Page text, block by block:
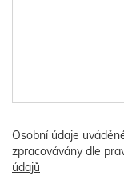
Osobní údaje
zpracovávány dle
údajů